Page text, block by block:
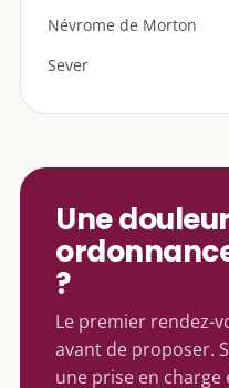
Névrome de Morton
Sever
Une
?
Le premier rendez-
avant de proposer.
une prise en charge